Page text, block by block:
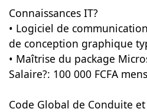
Connaissances IT?
• Logiciel de
de conception graphique
• Maîtrise du package
Salaire?: 100 000 FCFA
Code Global de Conduite